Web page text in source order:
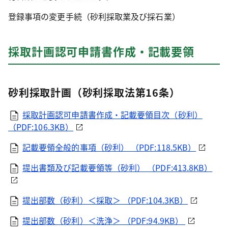
登録事項の変更手続（砂利採取業及び採石業）
採取計画認可申請書作成・記載要領
砂利採取計画（砂利採取法第16条）
採取計画認可申請書作成・記載要領目次（砂利）
（PDF:106.3KB）
記載要領全般的事項（砂利） （PDF:118.5KB）
提出書類及び記載要領等（砂利） （PDF:413.8KB）
提出部数（砂利）＜採取＞ （PDF:104.3KB）
提出部数（砂利）＜洗浄＞ （PDF:94.9KB）